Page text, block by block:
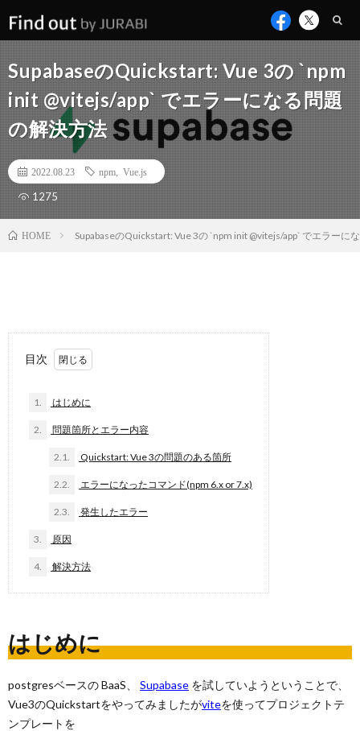
SupabaseのQuickstart: Vue 3の `npm
init @vitejs/app` でエラーになる問題
の解決方法
2022.08.23 npm Vue.js
1275
HOME SupabaseのQuickstart: Vue 3の `npm init @vitejs/app` でエラーに
目次
1. はじめに
2. 問題箇所とエラー内容
2.1. Quickstart: Vue 3の問題のある箇所
2.2. エラーになったコマンド(npm 6.x or 7.x)
2.3. 発生したエラー
3. 原因
4. 解決方法
はじめに
postgresベースの BaaS、 Supabase を試していようということで、
Vue3のQuickstartをやってみましたがviteを使ってプロジェクトテ
ンプレートを